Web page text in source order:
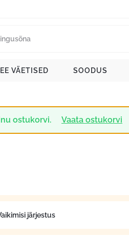
VÄETISED SOODUS
ostukorvi. Vaata ostukorvi